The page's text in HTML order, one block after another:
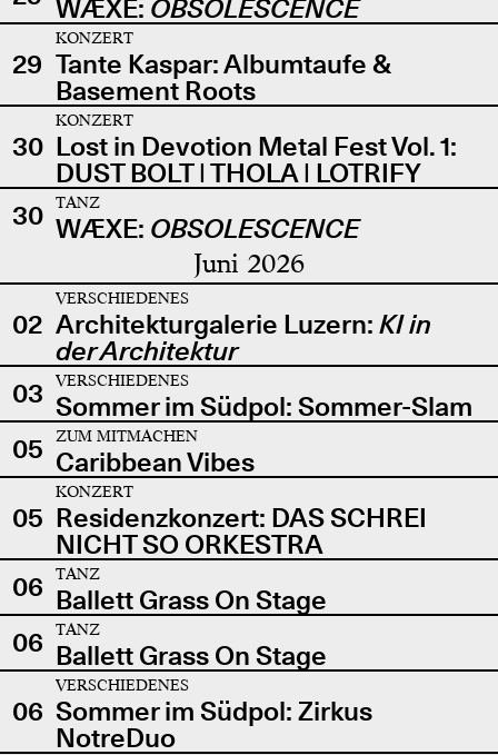
WÆXE: OBSOLESCENCE
29
KONZERT
Tante Kaspar: Albumtaufe &
Basement Roots
30
KONZERT
Lost in Devotion Metal Fest Vol. 1:
DUST BOLT | THOLA | LOTRIFY
30
TANZ
WÆXE: OBSOLESCENCE
Juni 2026
02
VERSCHIEDENES
Architekturgalerie Luzern: KI in
der Architektur
03
VERSCHIEDENES
Sommer im Südpol: Sommer-Slam
05
ZUM MITMACHEN
Caribbean Vibes
05
KONZERT
Residenzkonzert: DAS SCHREI
NICHT SO ORKESTRA
06
TANZ
Ballett Grass On Stage
06
TANZ
Ballett Grass On Stage
06
VERSCHIEDENES
Sommer im Südpol: Zirkus
NotreDuo